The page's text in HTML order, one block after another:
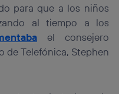
para que a los niños
al tiempo a los
el consejero
de Telefónica, Stephen